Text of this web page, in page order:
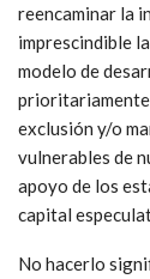
reencaminar la
imprescindible
modelo de
prioritariamente
exclusión y/o
vulnerables de
apoyo de los
capital
No hacerlo